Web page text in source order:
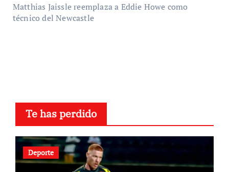
Matthias Jaissle reemplaza a Eddie Howe como
técnico del Newcastle
Te has perdido
Deporte